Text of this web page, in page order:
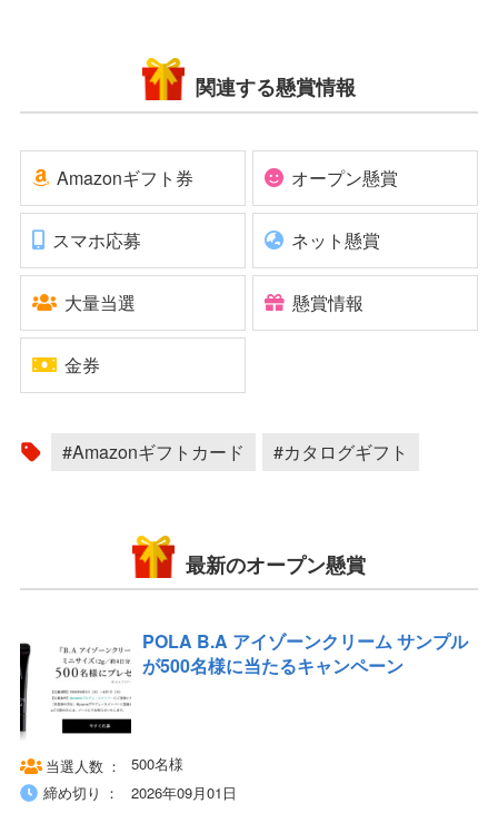
関連する懸賞情報
Amazonギフト券 オープン懸賞
スマホ応募 ネット懸賞
大量当選 懸賞情報
金券
#Amazonギフトカード #カタログギフト
最新のオープン懸賞
POLA B.A アイゾーンクリーム サンプル
が500名様に当たるキャンペーン
当選人数
500名様
締め切り
2026年09月01日